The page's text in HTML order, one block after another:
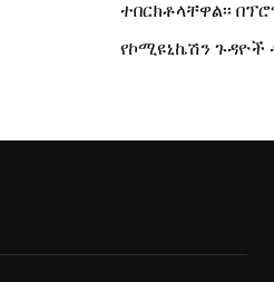
ተበርክቶላቸዋል፡፡
የኮሚዩኒኬሽን ጉዳዮች